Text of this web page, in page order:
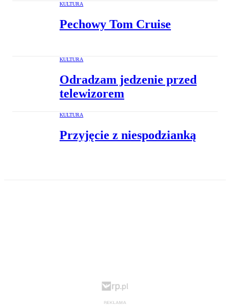
KULTURA
Pechowy Tom Cruise
KULTURA
Odradzam jedzenie przed
telewizorem
KULTURA
Przyjęcie z niespodzianką